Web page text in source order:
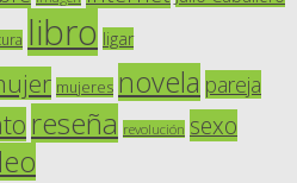
libro ligar
mujeres novela pareja
reseña revolución sexo